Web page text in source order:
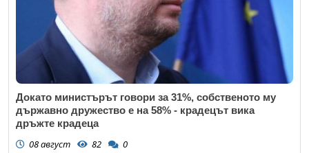
Докато министърът говори за 31%, собственото му
държавно дружество е на 58% - крадецът вика
дръжте крадеца
08 август 82 0